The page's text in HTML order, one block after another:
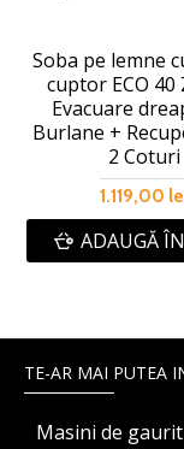
Soba pe lemne
cuptor ECO 40
Evacuare
Burlane +
2 Coturi
1.119,00
ADAUGĂ
TE-AR MAI PUTEA
Masini de